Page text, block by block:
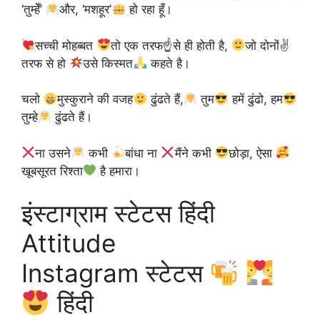
‘तुम्हेँ’
और, ‘मशहूर’ हो रहा हूँ।
सच्ची मोहब्बत तो एक तरफ☝से ही होती है,
जो दोनों✌
तरफ से हो
उसे किस्मत कहते है।
चलो मुस्कुराने की वजह ढुंढते हैं, तुम
हमें ढुंढो, हम
तुम्हे
ढुंढते हैं।
ना उसने कभी बांधा ना मैंने कभी
छोड़ा, ऐसा
खूबसूरत रिश्ता
है हमारा।
इंस्टाग्राम स्टेटस हिंदी
Attitude
Instagram स्टेटस
हिंदी